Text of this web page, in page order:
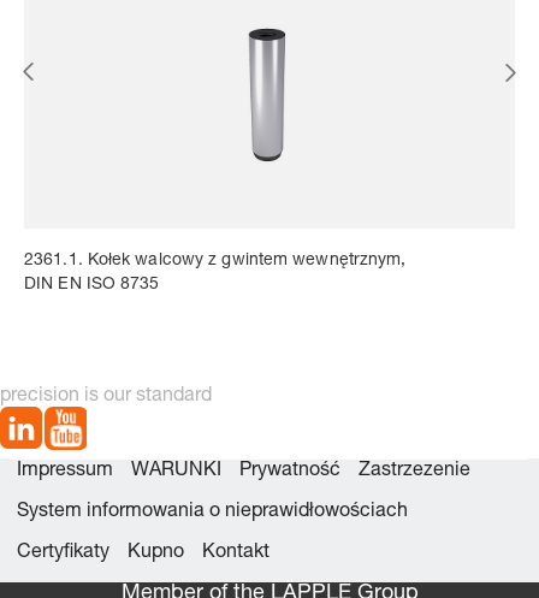
2361.1. Kołek walcowy z gwintem wewnętrznym,
DIN EN ISO 8735
precision is our standard
Impressum WARUNKI Prywatność Zastrzezenie
System informowania o nieprawidłowościach
Certyfikaty Kupno Kontakt